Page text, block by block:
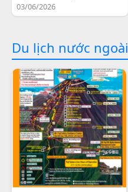
03/06/2026
Du lịch nước ngoài